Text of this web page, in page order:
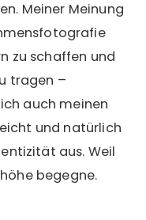
Meiner Meinung
zu schaffen und
tragen –
auch meinen
und natürlich
aus. Weil
begegne.